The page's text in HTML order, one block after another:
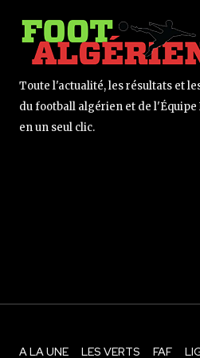
Toute l'actualité, les résultats et
du football algérien et de l'Équipe
en un seul clic.
A LA UNE LES VERTS FAF